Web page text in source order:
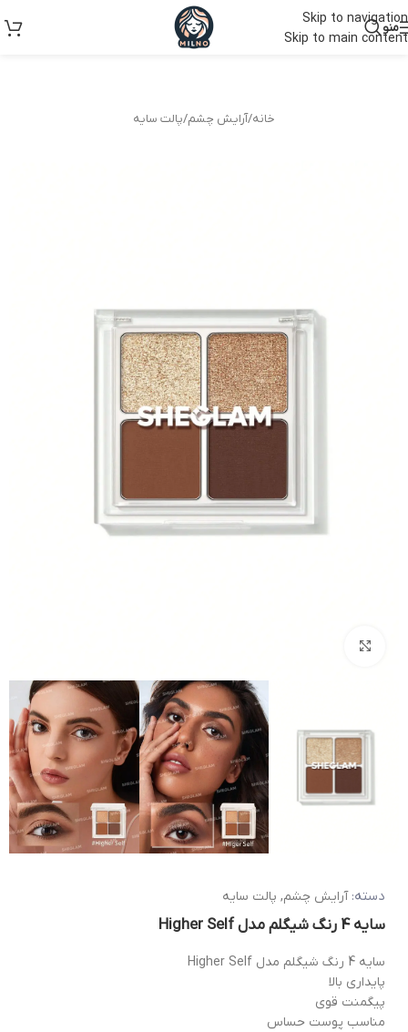
Skip to navigation
Skip to main content
منو
خانه/آرایش چشم/پالت سایه
دسته: آرایش چشم, پالت سایه
سایه 4 رنگ شیگلم مدل Higher Self
سایه 4 رنگ شیگلم مدل Higher Self
پایداری بالا
پیگمنت قوی
مناسب پوست حساس